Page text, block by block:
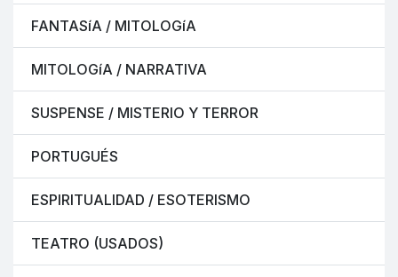
FANTASíA / MITOLOGíA
MITOLOGíA / NARRATIVA
SUSPENSE / MISTERIO Y TERROR
PORTUGUÉS
ESPIRITUALIDAD / ESOTERISMO
TEATRO (USADOS)